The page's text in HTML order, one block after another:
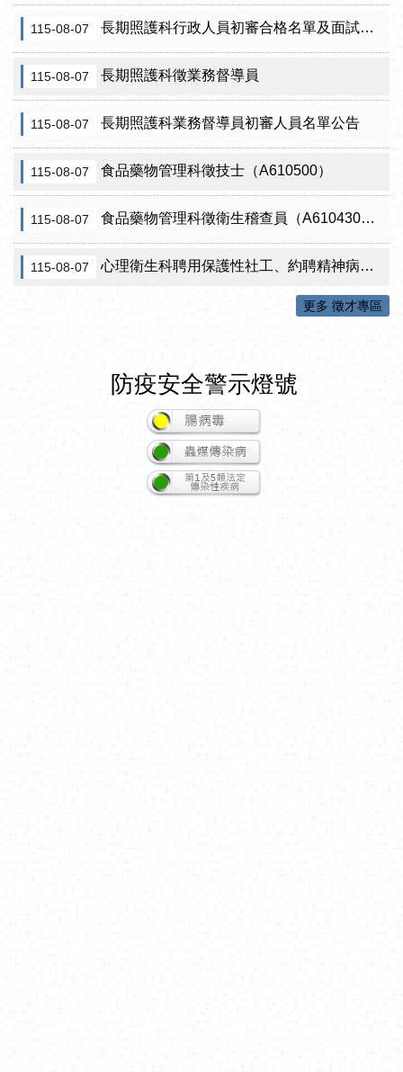
115-08-07 長期照護科行政人員初審合格名單及面試訊息公告
115-08-07 長期照護科徵業務督導員
115-08-07 長期照護科業務督導員初審人員名單公告
115-08-07 食品藥物管理科徵技士（A610500）
115-08-07 食品藥物管理科徵衛生稽查員（A610430）初審公告
115-08-07 心理衛生科聘用保護性社工、約聘精神病人社區關懷訪視員、約聘自殺關懷訪視員等5項職稱甄試結果公告
更多 徵才專區
防疫安全警示燈號